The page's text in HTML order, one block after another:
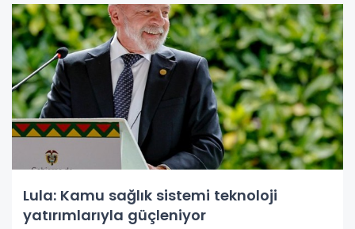
Lula: Kamu sağlık sistemi teknoloji
yatırımlarıyla güçleniyor